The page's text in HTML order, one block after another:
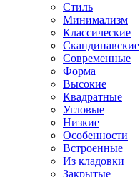
Стиль
Минимализм
Классические
Скандинавские
Современные
Форма
Высокие
Квадратные
Угловые
Низкие
Особенности
Встроенные
Из кладовки
Закрытые